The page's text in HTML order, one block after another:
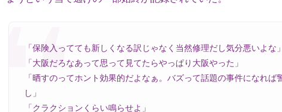
「保険入ってても新しくなる訳じゃなく当然修理だし気分悪いよな」
「大阪だろなあって思って見てたらやっぱり大阪やった」
「晒すのってホント効果的だよなぁ。バズって話題の事件になれば
し」
「クラクションくらい鳴らせよ」